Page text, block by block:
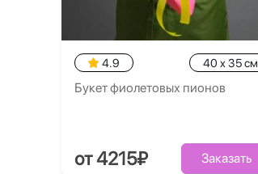
4.9 40 x 35 см
Букет фиолетовых пионов
от 4215₽ Заказать